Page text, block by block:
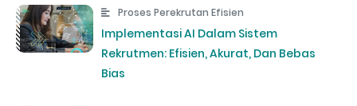
Proses Perekrutan Efisien
Implementasi AI Dalam Sistem
Rekrutmen: Efisien, Akurat, Dan Bebas
Bias